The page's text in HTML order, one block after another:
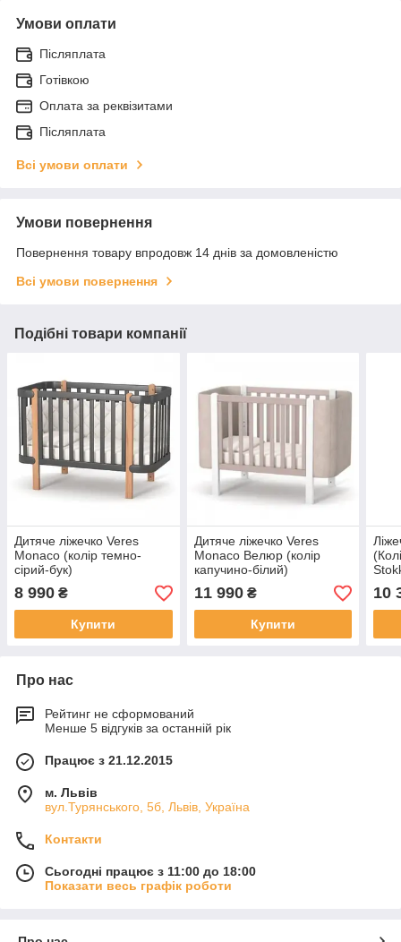
Умови оплати
Післяплата
Готівкою
Оплата за реквізитами
Післяплата
Всі умови оплати
Умови повернення
Повернення товару впродовж 14 днів за домовленістю
Всі умови повернення
Подібні товари компанії
Дитяче ліжечко Veres
Monaco (колір темно-
сірий-бук)
8 990 ₴
Купити
Дитяче ліжечко Veres
Monaco Велюр (колір
капучино-білий)
11 990₴
Купити
10
Про нас
Рейтинг не сформований
Менше 5 відгуків за останній рік
Працює з 21.12.2015
м. Львів
вул.Турянського, 5б, Львів, Україна
Контакти
Сьогодні працює з 11:00 до 18:00
Показати весь графік роботи